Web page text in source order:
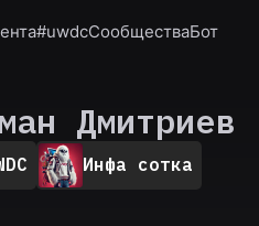
#uwdcСообществаБот
Дмитриев
Инфа сотка